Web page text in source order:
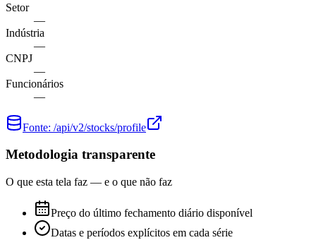
Setor
—
Indústria
—
CNPJ
—
Funcionários
—
Fonte: /api/v2/stocks/profile
Metodologia transparente
O que esta tela faz — e o que não faz
Preço do último fechamento diário disponível
Datas e períodos explícitos em cada série